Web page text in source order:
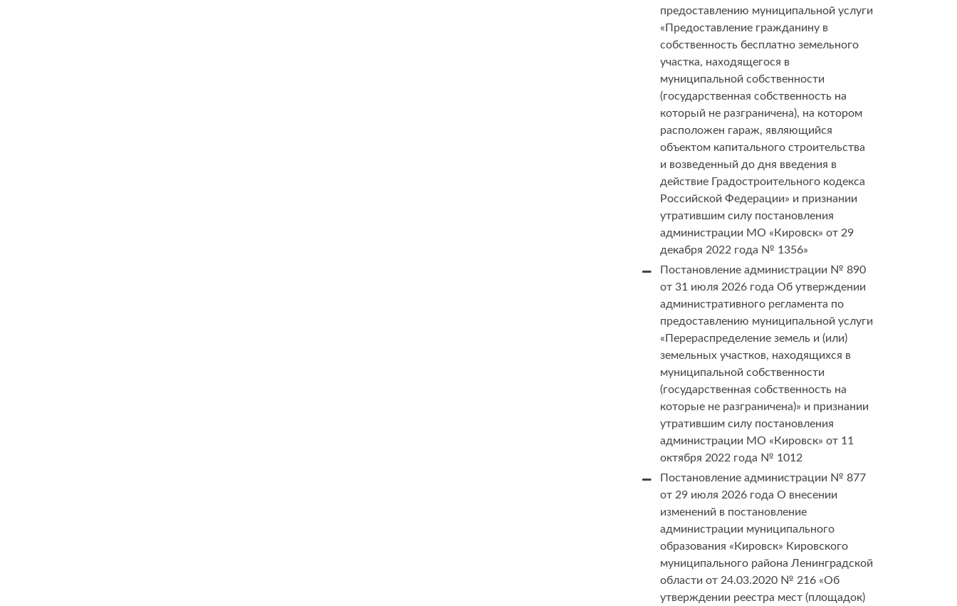
предоставлению муниципальной услуги
«Предоставление гражданину в
собственность бесплатно земельного
участка, находящегося в
муниципальной собственности
(государственная собственность на
который не разграничена), на котором
расположен гараж, являющийся
объектом капитального строительства
и возведенный до дня введения в
действие Градостроительного кодекса
Российской Федерации» и признании
утратившим силу постановления
администрации МО «Кировск» от 29
декабря 2022 года № 1356»
Постановление администрации № 890
от 31 июля 2026 года Об утверждении
административного регламента по
предоставлению муниципальной услуги
«Перераспределение земель и (или)
земельных участков, находящихся в
муниципальной собственности
(государственная собственность на
которые не разграничена)» и признании
утратившим силу постановления
администрации МО «Кировск» от 11
октября 2022 года № 1012
Постановление администрации № 877
от 29 июля 2026 года О внесении
изменений в постановление
администрации муниципального
образования «Кировск» Кировского
муниципального района Ленинградской
области от 24.03.2020 № 216 «Об
утверждении реестра мест (площадок)